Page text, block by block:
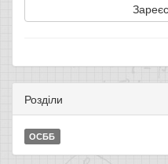
Розділи
ОСББ